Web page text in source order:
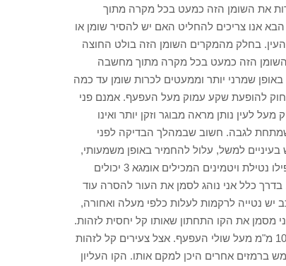
את השומן הזה כמעט בכל מקרה מתוך
אנו צריכים להחליט האם יש להסיר שומן או
בחלק מהמקרים השומן הזה בולט החוצה
השומן הזה כמעט בכל מקרה מתוך מחשבה
שמרני יותר וממעטים לכרות שומן עד כמה
להופעת שקע עמוק מעל העפעף. אמנם פני
לעין נותן מראה מבוגר וזקן יותר ואינו
שמתחת לגבה. חשוב שבמהלך הבדיקה לפני
בעיניים למשל, עלול להחמיר באופן משמעותי,
בעקבות ניתוח עפעפיים שגרתי. שימוש במדללי דם כדוגמת אספירין או אפילו נטילת ויטמינים המכילים אומגא 3 יכולים
כלל אני נוהג לסמן את העור להסרה עוד
יש נטייה לרקמות לעלות כלפי מעלה ואחורה,
מסמן את הקו התחתון שאותו קל יחסית לזהות.
הקו הזה בד"כ מבוסס על קמטוט טבעי עדין בעור העפעף הנמצא בין 8 ל 10 מ"מ מעל שולי העפעף. אצל צעירים קל לזהות
ברמזים אחרים היכן למקם אותו. הקו העליון